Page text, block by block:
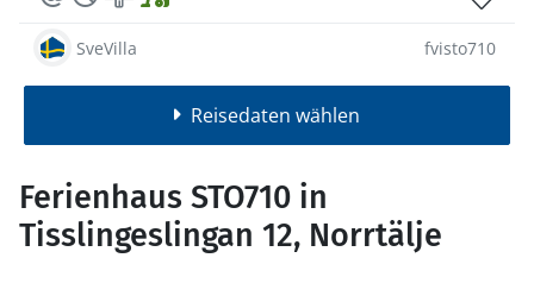
SveVilla fvisto710
Reisedaten wählen
Ferienhaus STO710 in
Tisslingeslingan 12, Norrtälje